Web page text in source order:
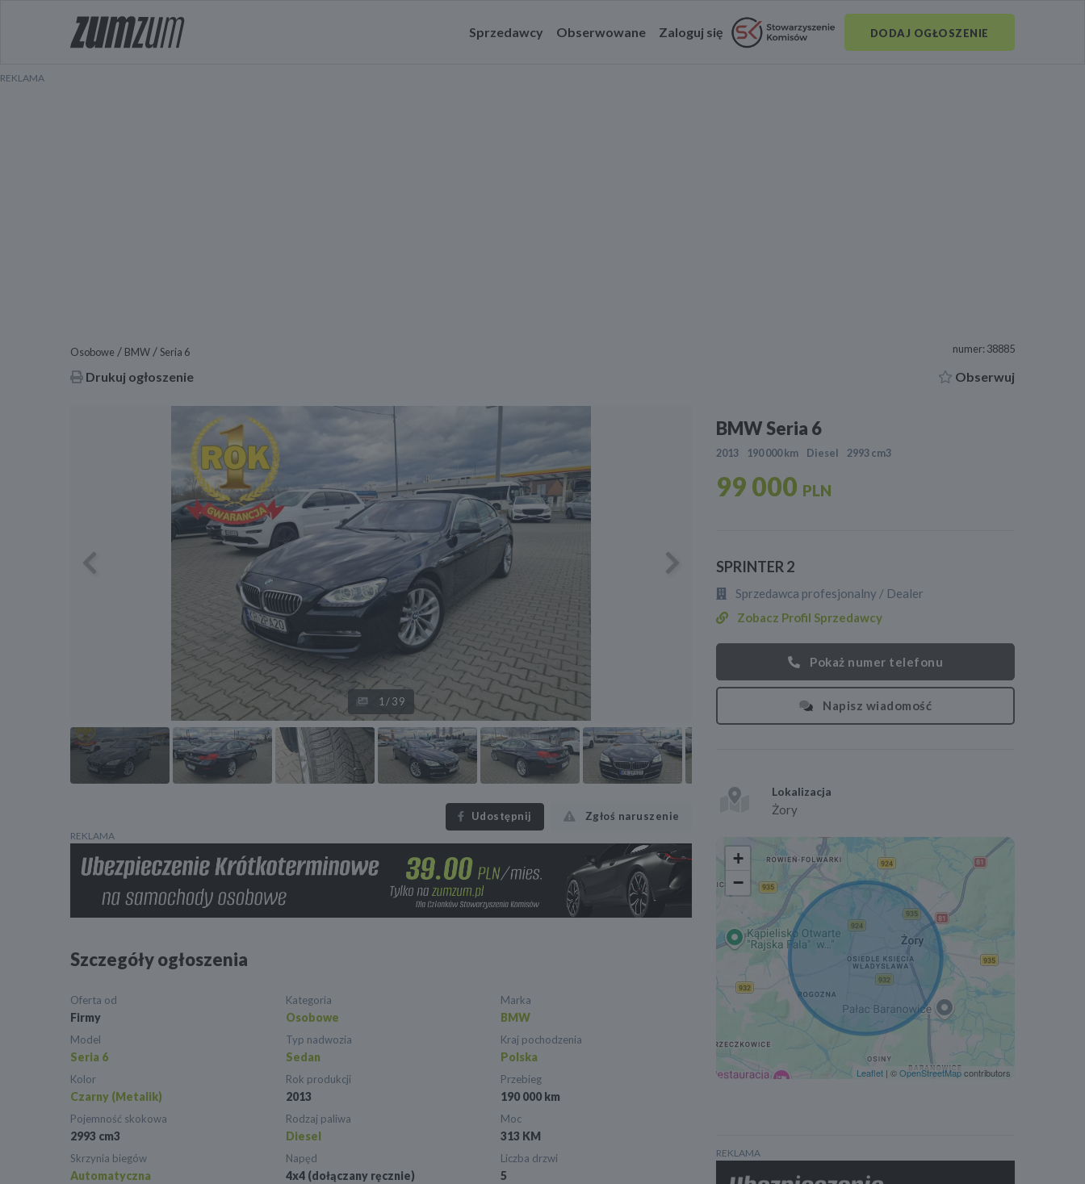
Sprzedawcy Obserwowane Zaloguj się DODAJ OGŁOSZENIE
Osobowe / BMW /Seria 6 numer: 38885
Drukuj ogłoszenie Obserwuj
Next
1/39
Udostępnij Zgłoś naruszenie
REKLAMA
Szczegóły ogłoszenia
Oferta od
Firmy
Kategoria
Osobowe
Marka
BMW
Model
Seria 6
Typ nadwozia
Sedan
Kraj pochodzenia
Polska
Kolor
Czarny (Metalik)
Rok produkcji
2013
Przebieg
190 000 km
Pojemność skokowa
2993 cm3
Rodzaj paliwa
Diesel
Moc
313 KM
Skrzynia biegów
Automatyczna
Napęd
4x4 (dołączany ręcznie)
Liczba drzwi
5
BMW Seria 6
2013 190 000 km Diesel 2993 cm3
99 000 PLN
SPRINTER 2
Sprzedawca profesjonalny / Dealer
Zobacz Profil Sprzedawcy
Pokaż numer telefonu
Napisz wiadomość
Lokalizacja
Żory
+
−
Leaflet | ©OpenStreetMapcontributors
REKLAMA